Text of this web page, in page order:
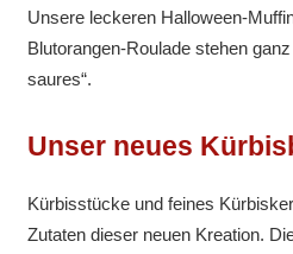
Unsere leckeren Halloween-
Blutorangen-Roulade stehen
saures“.
Unser neues
Kürbisstücke und feines
Zutaten dieser neuen Kreation.